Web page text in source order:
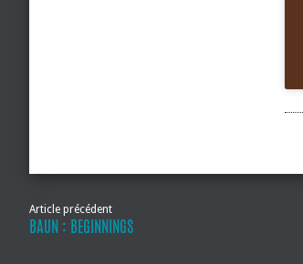
Article précédent
BAUN : BEGINNINGS